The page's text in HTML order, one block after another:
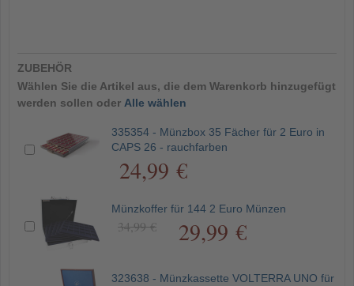
ZUBEHÖR
Wählen Sie die Artikel aus, die dem Warenkorb hinzugefügt
werden sollen oder Alle wählen
335354 - Münzbox 35 Fächer für 2 Euro in
CAPS 26 - rauchfarben
24,99 €
Münzkoffer für 144 2 Euro Münzen
34,99 € 29,99 €
323638 - Münzkassette VOLTERRA UNO für